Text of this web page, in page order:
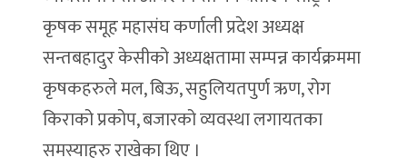
कृषक समूह महासंघ कर्णाली प्रदेश अध्यक्ष
सन्तबहादुर केसीको अध्यक्षतामा सम्पन्न कार्यक्रममा
कृषकहरुले मल, बिऊ, सहुलियतपुर्ण ऋण, रोग
किराको प्रकोप, बजारको व्यवस्था लगायतका
समस्याहरु राखेका थिए ।